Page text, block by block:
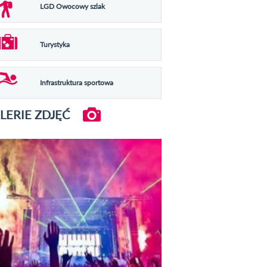
LGD Owocowy szlak
Turystyka
Infrastruktura sportowa
ZDJĘĆ